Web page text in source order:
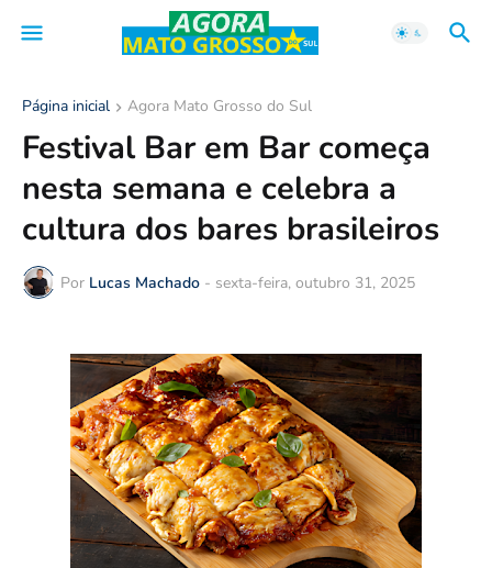
Página inicial Agora Mato Grosso do Sul
Festival Bar em Bar começa
nesta semana e celebra a
cultura dos bares brasileiros
Por Lucas Machado - sexta-feira, outubro 31, 2025